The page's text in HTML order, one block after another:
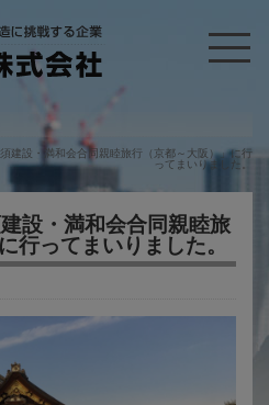
建設・満和会合同親睦旅行（京都～大阪）」に行
ってまいりました。
設・満和会合同親睦旅
行ってまいりました。